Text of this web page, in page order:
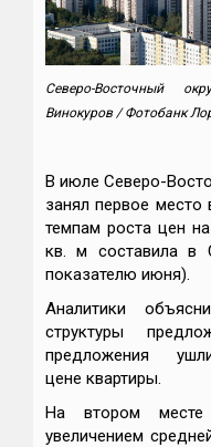
Северо-Восточный
Винокуров / Фотобанк
В июле Северо-
занял первое место
темпам роста цен
кв. м составила в
показателю июня).
Аналитики
структуры
предложения
цене квартиры.
На втором месте
увеличением